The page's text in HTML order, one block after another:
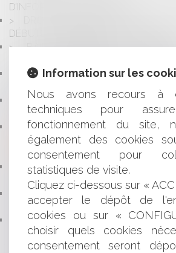
D’INFORMATIONS EST RÉVOLU
DROIT DE RÉTRACTATION : UNE
DÉBUTE DÈS L’ENVOI DU CONTRAT
BAIL COMMERCIAL ET
BANCAIRE / SÛRETÉS :
RETRAIT DE L’AUTORITÉ
AUTOMATIQUE DES DROITS DE VISITE
CONDAMNATION DE LA
EUROPÉENNE DES DROITS DE
AFFAIRE DE VIOL
BAIL COMMERCIAL : LA FIN DE
AUTOMATIQUE DU DÉPÔT DE
AI ACT : QUELS
ENTREPRISES ?
VALIDITÉ DU MANDAT
ABSENCE D’UNE MENTION
LA LIMITATION DANS LE TEMPS
Information sur les
Nous avons recours à
techniques pour
fonctionnement du site,
également des cookies
consentement pour
statistiques de visite.
Cliquez ci-dessous sur «
accepter le dépôt de
cookies ou sur «
choisir quels cookies
consentement seront